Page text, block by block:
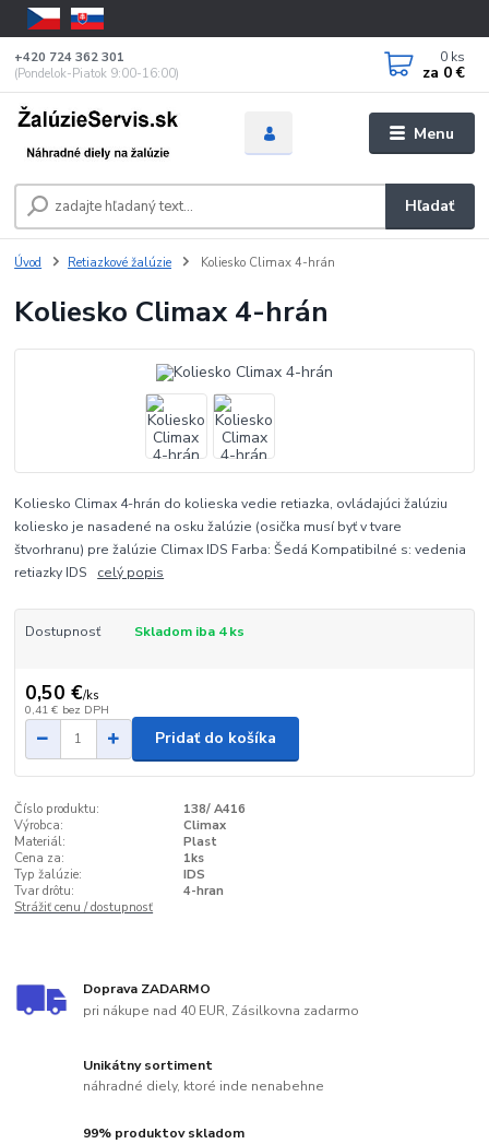
Menu
Hľadať
+420 724 362 301
(Pondelok-Piatok 9:00-16:00)
0 ks
za 0 €
Úvod Retiazkové žalúzie Koliesko Climax 4-hrán
Koliesko Climax 4-hrán
Koliesko Climax 4-hrán do kolieska vedie retiazka, ovládajúci žalúziu
koliesko je nasadené na osku žalúzie (osička musí byť v tvare
štvorhranu) pre žalúzie Climax IDS Farba: Šedá Kompatibilné s: vedenia
retiazky IDS celý popis
Dostupnosť Skladom iba 4 ks
0,50 €/ks
0,41 € bez DPH
Pridať do košíka
Číslo produktu:
138/ A416
Výrobca:
Climax
Materiál:
Plast
Cena za:
1ks
Typ žalúzie:
IDS
Tvar drôtu:
4-hran
Strážiť cenu / dostupnosť
Doprava ZADARMO
pri nákupe nad 40 EUR, Zásilkovna zadarmo
Unikátny sortiment
náhradné diely, ktoré inde nenabehne
99% produktov skladom